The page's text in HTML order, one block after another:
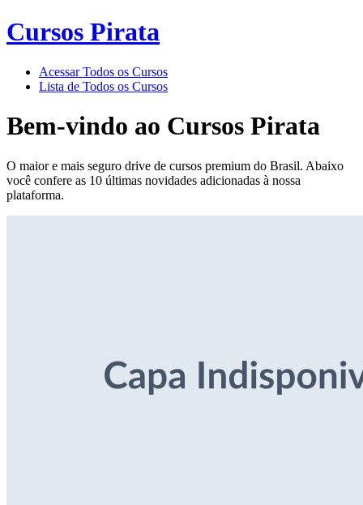
Cursos Pirata
Acessar Todos os Cursos
Lista de Todos os Cursos
Bem-vindo ao Cursos Pirata
O maior e mais seguro drive de cursos premium do Brasil. Abaixo
você confere as 10 últimas novidades adicionadas à nossa
plataforma.